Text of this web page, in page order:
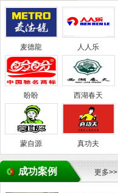
麦德龍 人人乐
盼盼 西湖春天
蒙自源 真功夫
成功案例 更多>>